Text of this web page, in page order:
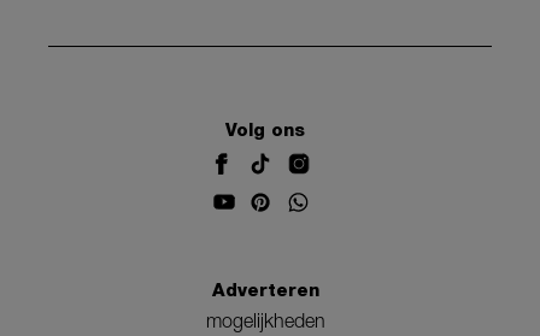
Volg ons
Adverteren
mogelijkheden